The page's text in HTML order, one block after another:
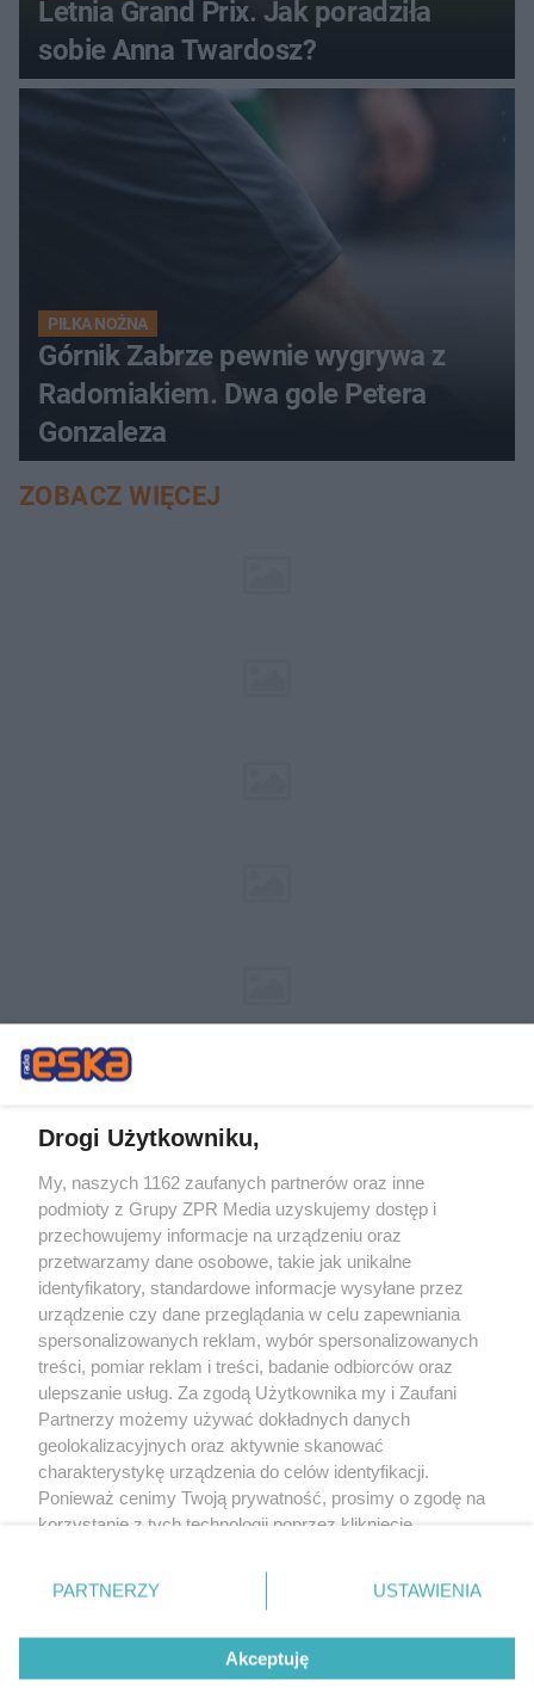
Letnia Grand Prix. Jak poradziła
sobie Anna Twardosz?
PIŁKA NOŻNA
Górnik Zabrze pewnie wygrywa z
Radomiakiem. Dwa gole Petera
Gonzaleza
ZOBACZ WIĘCEJ
Żaden utwór zamieszczony w serwisie nie może być powielany i
rozpowszechniany lub dalej rozpowszechniany w jakikolwiek sposób (w
tym także elektroniczny lub mechaniczny) na jakimkolwiek polu
eksploatacji w jakiejkolwiek formie, włącznie z umieszczaniem w Internecie
bez pisemnej zgody właściciela praw. Jakiekolwiek użycie lub
wykorzystanie utworów w całości lub w części z naruszeniem prawa, tzn.
bez właściwej zgody, jest zabronione pod groźbą kary i może być ścigane
prawnie.
O nas
Drogi Użytkowniku,
My, naszych 1162 zaufanych partnerów oraz inne
podmioty z Grupy ZPR Media uzyskujemy dostęp i
przechowujemy informacje na urządzeniu oraz
przetwarzamy dane osobowe, takie jak unikalne
identyfikatory, standardowe informacje wysyłane przez
urządzenie czy dane przeglądania w celu zapewniania
spersonalizowanych reklam, wybór spersonalizowanych
treści, pomiar reklam i treści, badanie odbiorców oraz
ulepszanie usług. Za zgodą Użytkownika my i Zaufani
Partnerzy możemy używać dokładnych danych
geolokalizacyjnych oraz aktywnie skanować
charakterystykę urządzenia do celów identyfikacji.
Ponieważ cenimy Twoją prywatność, prosimy o zgodę na
korzystanie z tych technologii poprzez kliknięcie
zmienić/wycofać klikając przycisk ustawień prywatności
znajdujący się w lewym dolnym rogu strony
rodzaje przetwarzania danych nie wymagają zgody
użytkownika, ale masz prawo sprzeciwić się takiemu
przetwarzaniu. Preferencje będą miały zastosowanie tylko
PARTNERZY USTAWIENIA
Akceptuję